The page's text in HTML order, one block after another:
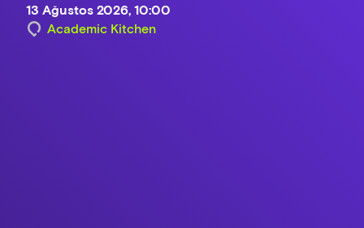
13 Ağustos 2026, 10:00
Academic Kitchen